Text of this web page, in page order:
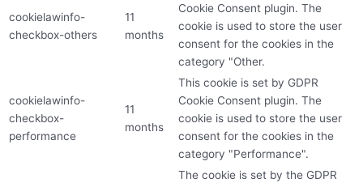
cookielawinfo-
checkbox-others
11
months
Cookie Consent plugin. The
cookie is used to store the user
consent for the cookies in the
category "Other.
cookielawinfo-
checkbox-
performance
11
months
This cookie is set by GDPR
Cookie Consent plugin. The
cookie is used to store the user
consent for the cookies in the
category "Performance".
The cookie is set by the GDPR